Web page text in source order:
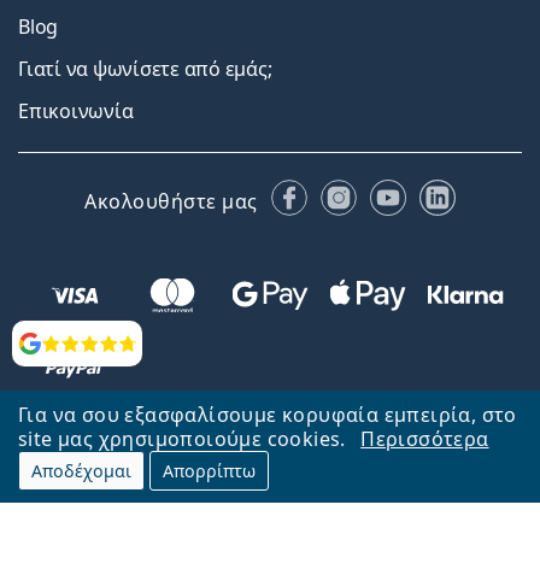
Για να σου εξασφαλίσουμε κορυφαία εμπειρία, στο
site μας χρησιμοποιούμε cookies.
Περισσότερα
Αποδέχομαι Απορρίπτω
Αξιολογήσεις
Blog
Γιατί να ψωνίσετε από εμάς;
Επικοινωνία
Ακολουθήστε μας FacebookInstagram
YouTubeLinkedIn
Επιστροφή στην αρχική σελίδα